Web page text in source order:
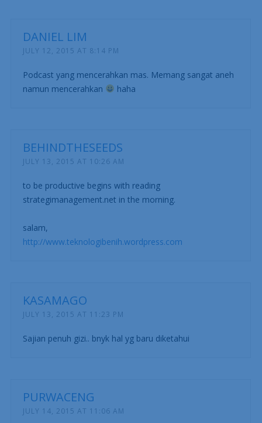
DANIEL LIM
JULY 12, 2015 AT 8:14 PM
Podcast yang mencerahkan mas. Memang sangat aneh
namun mencerahkan
haha
BEHINDTHESEEDS
JULY 13, 2015 AT 10:26 AM
to be productive begins with reading
strategimanagement.net in the morning.
salam,
http://www.teknologibenih.wordpress.com
KASAMAGO
JULY 13, 2015 AT 11:23 PM
Sajian penuh gizi.. bnyk hal yg baru diketahui
PURWACENG
JULY 14, 2015 AT 11:06 AM